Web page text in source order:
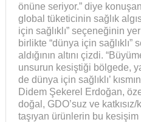
önüne seriyor.” diye
global tüketicinin sağlık
için sağlıklı” seçeneğinin
birlikte “dünya için sağlıklı”
aldığının altını çizdi.
unsurun kesiştiği bölgede,
de dünya için sağlıklı’
Didem Şekerel Erdoğan,
doğal, GDO’suz ve
taşıyan ürünlerin bu